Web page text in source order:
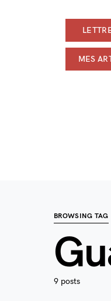
MES
BROWSING TAG
9 posts